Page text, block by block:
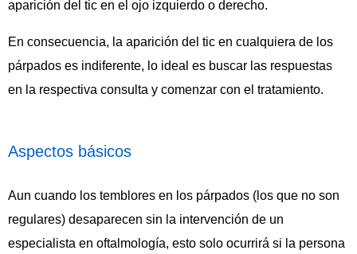
aparición del tic en el ojo izquierdo o derecho.
En consecuencia, la aparición del tic en cualquiera de los
párpados es indiferente, lo ideal es buscar las respuestas
en la respectiva consulta y comenzar con el tratamiento.
Aspectos básicos
Aun cuando los temblores en los párpados (los que no son
regulares) desaparecen sin la intervención de un
especialista en oftalmología, esto solo ocurrirá si la persona